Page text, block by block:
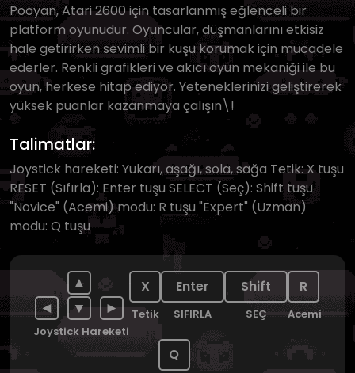
Pooyan, Atari 2600 için tasarlanmış eğlenceli bir
platform oyunudur. Oyuncular, düşmanlarını etkisiz
hale getirirken sevimli bir kuşu korumak için mücadele
ederler. Renkli grafikleri ve akıcı oyun mekaniği ile bu
oyun, herkese hitap ediyor. Yeteneklerinizi geliştirerek
yüksek puanlar kazanmaya çalışın\!
Talimatlar:
Joystick hareketi: Yukarı, aşağı, sola, sağa Tetik: X tuşu
RESET (Sıfırla): Enter tuşu SELECT (Seç): Shift tuşu
"Novice" (Acemi) modu: R tuşu "Expert" (Uzman)
modu: Q tuşu
▲
◄
▼ ►
Joystick Hareketi
X
Tetik
Enter
SIFIRLA
Shift
SEÇ
R
Acemi
Q